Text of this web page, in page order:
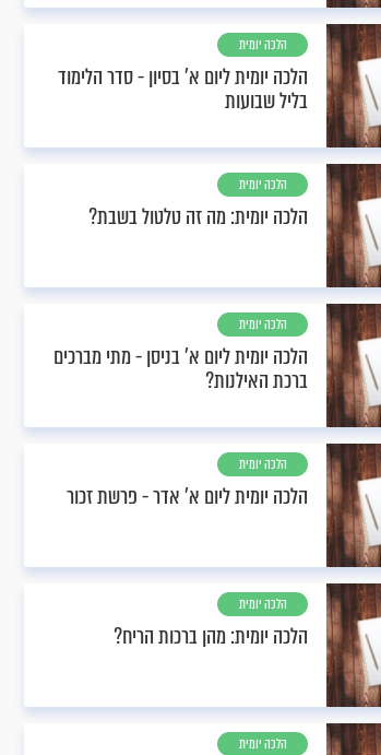
הלכה יומית
הלכה יומית ליום א’ בסיון - סדר הלימוד
בליל שבועות
הלכה יומית
הלכה יומית: מה זה טלטול בשבת?
הלכה יומית
הלכה יומית ליום א’ בניסן - מתי מברכים
ברכת האילנות?
הלכה יומית
הלכה יומית ליום א’ אדר - פרשת זכור
הלכה יומית
הלכה יומית: מהן ברכות הריח?
הלכה יומית